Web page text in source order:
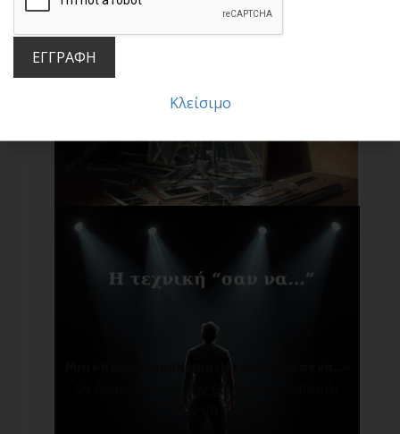
Σ[...]
Οι άνθρωποι έχουν επιθυμίες. Κάποιοι
θέλουν να προ[...]
ΕΓΓΡΑΦΗ
Κλείσιμο